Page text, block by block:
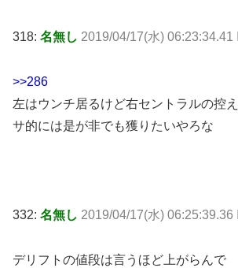
318: 名無し 2019/04/17(水) 06:23:34.41
>>286
左はウンチ居るけど右セントラルの控
サ的には是が非でも獲りたいやろな
332: 名無し 2019/04/17(水) 06:25:39.36
デリフトの値段は言うほど上がらんで